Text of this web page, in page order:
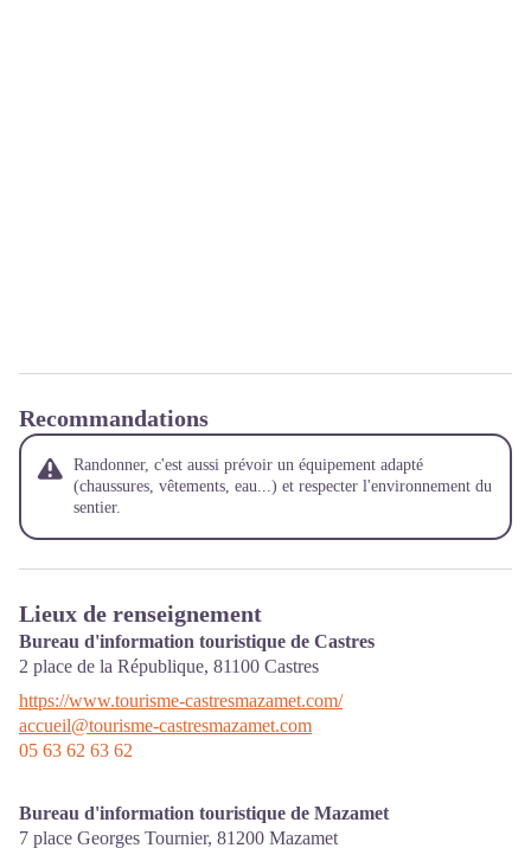
Recommandations
Randonner, c'est aussi prévoir un équipement adapté
(chaussures, vêtements, eau...) et respecter l'environnement du
sentier.
Lieux de renseignement
Bureau d'information touristique de Castres
2 place de la République, 81100 Castres
https://www.tourisme-castresmazamet.com/
accueil@tourisme-castresmazamet.com
05 63 62 63 62
Bureau d'information touristique de Mazamet
7 place Georges Tournier, 81200 Mazamet